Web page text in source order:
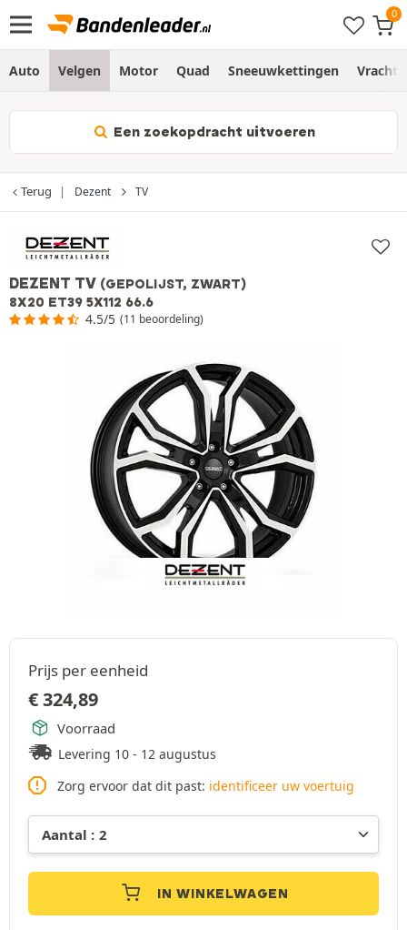
Auto Velgen Motor Quad Sneeuwkettingen
Een zoekopdracht uitvoeren
Terug Dezent TV
DEZENT TV (GEPOLIJST, ZWART)
8X20 ET39 5X112 66.6
4.5/5 (11 beoordeling)
Prijs per eenheid
€324,89
Voorraad
Levering 10 - 12 augustus
Zorg ervoor dat dit past: identificeer uw voertuig
IN WINKELWAGEN